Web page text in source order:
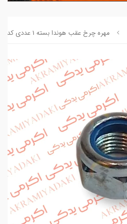
مهره چرخ عقب هوندا بسته 1 عددی کد 19